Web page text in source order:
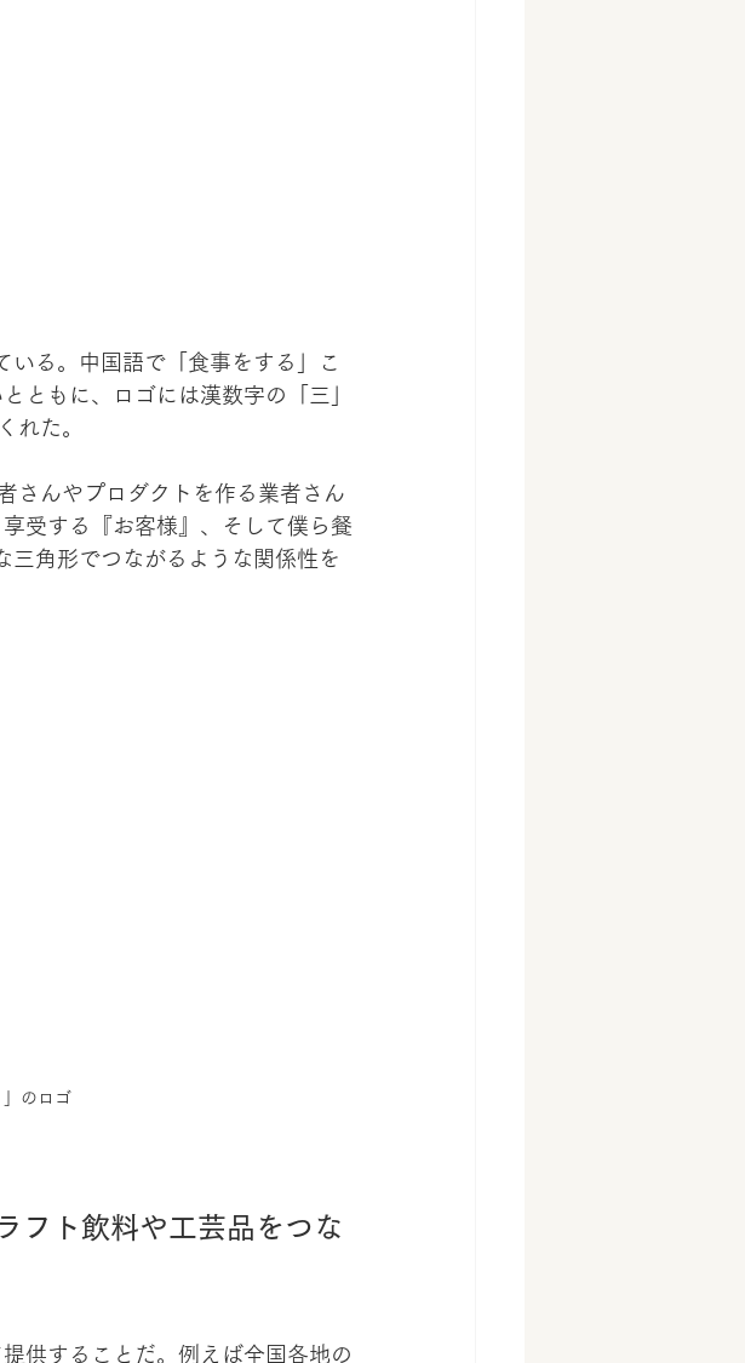
る。中国語で「食事をする」こ
ともに、ロゴには漢数字の「三」
れた。
さんやプロダクトを作る業者さん
受する『お客様』、そして僕ら餐
角形でつながるような関係性を
」のロゴ
フト飲料や工芸品をつな
供することだ。例えば全国各地の